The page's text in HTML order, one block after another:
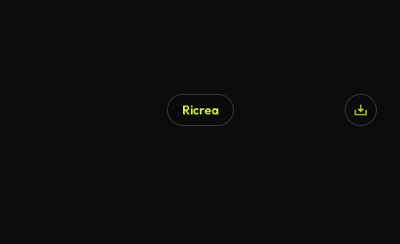
Ricrea